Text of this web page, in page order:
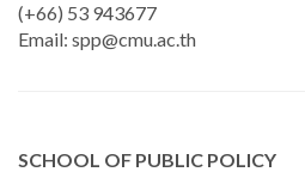
(+66) 53 943677
Email: spp@cmu.ac.th
SCHOOL OF PUBLIC POLICY